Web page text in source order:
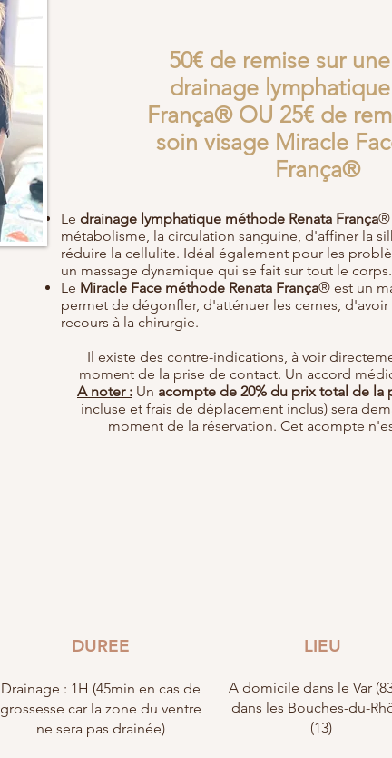
50€ de remise sur
drainage
França® OU 25€ de
soin visage Miracle
França®
Le drainage lymphatique méthode Renata França®
métabolisme, la circulation sanguine, d'affiner la
réduire la cellulite. Idéal également pour les
un massage dynamique qui se fait sur tout le corps.
Le Miracle Face méthode Renata França® est un
permet de dégonfler, d'atténuer les cernes,
recours à la chirurgie.
Il existe des contre-indications, à voir
moment de la prise de contact. Un accord
A noter : Un acompte de 20% du prix total de la
incluse et frais de déplacement inclus) sera
moment de la réservation. Cet acompte
DUREE
Drainage : 1H (45min en cas de
grossesse car la zone du ventre
ne sera pas drainée)
LIEU
A domicile dans le Var
dans les Bouches-du-
(13)